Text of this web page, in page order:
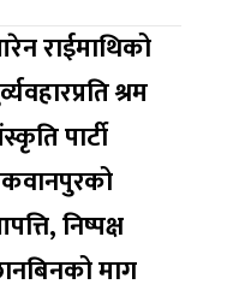
राईमाथिको
श्रम
पार्टी
निष्पक्ष
माग